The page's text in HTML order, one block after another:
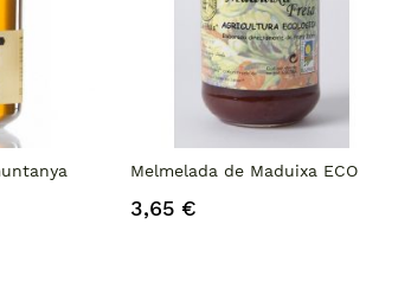
Melmelada de Maduixa ECO
3,65 €